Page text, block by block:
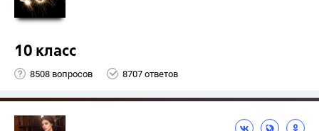
10 класс
8508 вопросов 8707 ответов